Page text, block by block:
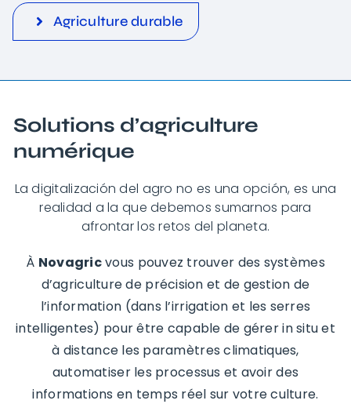
Agriculture durable
Solutions d’agriculture
numérique
La digitalización del agro no es una opción, es una
realidad a la que debemos sumarnos para
afrontar los retos del planeta.
À Novagricvous pouvez trouver des systèmes
d’agriculture de précision et de gestion de
l’information (dans l’irrigation et les serres
intelligentes) pour être capable de gérer in situ et
à distance les paramètres climatiques,
automatiser les processus et avoir des
informations en temps réel sur votre culture.